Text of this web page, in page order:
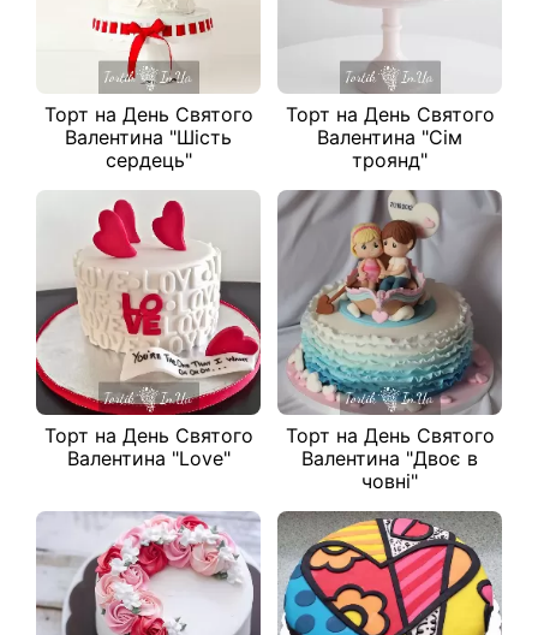
Торт на День Святого
Валентина "Шість
сердець"
Торт на День Святого
Валентина "Сім
троянд"
Торт на День Святого
Валентина "Love"
Торт на День Святого
Валентина "Двоє в
човні"